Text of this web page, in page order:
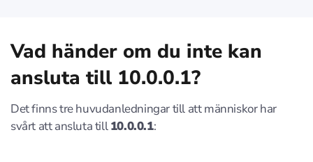
Vad händer om du inte kan
ansluta till 10.0.0.1?
Det finns tre huvudanledningar till att människor har
svårt att ansluta till10.0.0.1: